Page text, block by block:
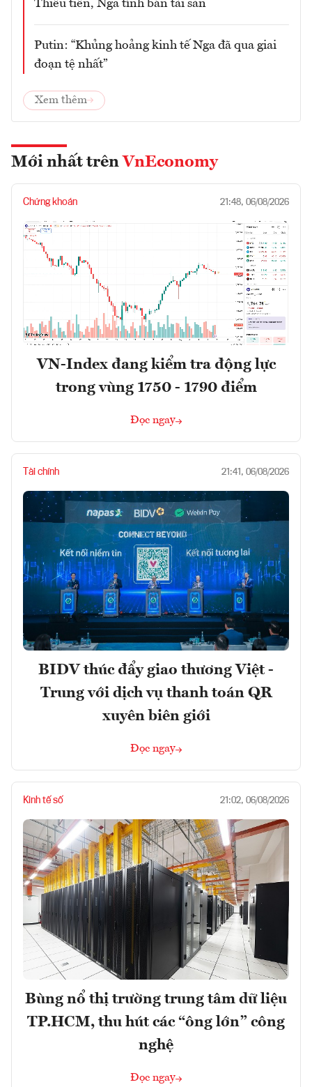
Thiếu tiền, Nga tính bán tài sản
Putin: “Khủng hoảng kinh tế Nga đã qua giai
đoạn tệ nhất”
Xem thêm
Mới nhất trên VnEconomy
Chứng khoán 21:48, 06/08/2026
VN-Index đang kiểm tra động lực
trong vùng 1750 - 1790 điểm
Đọc ngay
Tài chính 21:41, 06/08/2026
BIDV thúc đẩy giao thương Việt -
Trung với dịch vụ thanh toán QR
xuyên biên giới
Đọc ngay
Kinh tế số 21:02, 06/08/2026
Bùng nổ thị trường trung tâm dữ liệu
TP.HCM, thu hút các “ông lớn” công
nghệ
Đọc ngay